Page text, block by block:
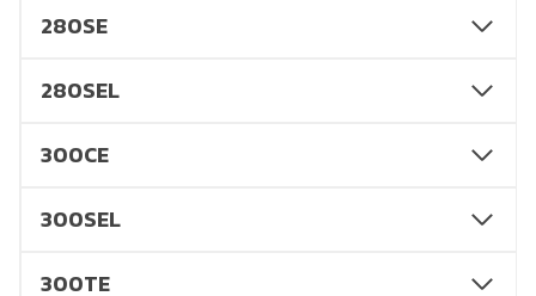
280SE
280SEL
300CE
300SEL
300TE